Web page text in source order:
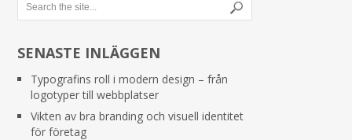
SENASTE INLÄGGEN
Typografins roll i modern design – från
logotyper till webbplatser
Vikten av bra branding och visuell identitet
för företag